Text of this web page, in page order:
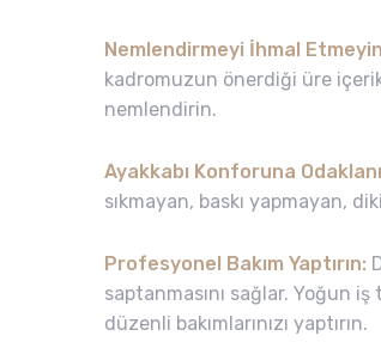
Nemlendirmeyi İhmal
kadromuzun önerdiği üre
nemlendirin.
Ayakkabı Konforuna
sıkmayan, baskı yapmayan,
Profesyonel Bakım Yaptırın:
saptanmasını sağlar. Yoğun
düzenli bakımlarınızı yaptırın.